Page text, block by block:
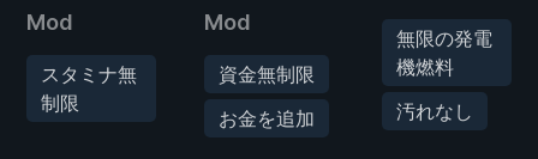
Mod
スタミナ無
制限
Mod
資金無制限
お金を追加
無限の発電
機燃料
汚れなし